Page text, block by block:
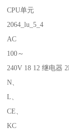
CPU单元
2064_lu_5_4
AC
100～
240V 18 12 继电器
N、
L、
CE、
KC